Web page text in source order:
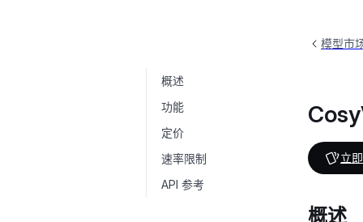
概述
功能
定价
速率限制
API 参考
模型市
立
概述